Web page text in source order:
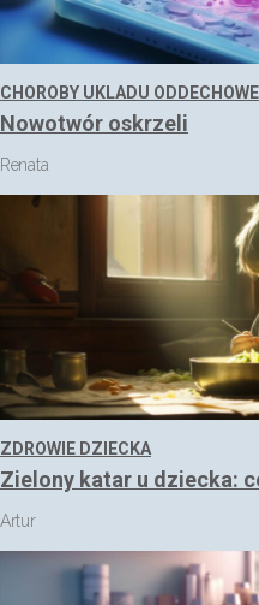
CHOROBY UKLADU
Nowotwór oskrzeli
Renata
ZDROWIE DZIECKA
Zielony katar u dziecka:
Artur